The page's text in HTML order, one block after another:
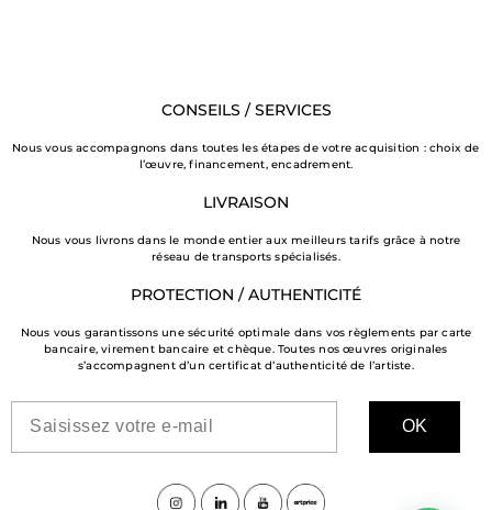
CONSEILS / SERVICES
Nous vous accompagnons dans toutes les étapes de votre acquisition : choix de
l’œuvre, financement, encadrement.
LIVRAISON
Nous vous livrons dans le monde entier aux meilleurs tarifs grâce à notre
réseau de transports spécialisés.
PROTECTION / AUTHENTICITÉ
Nous vous garantissons une sécurité optimale dans vos règlements par carte
bancaire, virement bancaire et chèque. Toutes nos œuvres originales
s’accompagnent d’un certificat d’authenticité de l’artiste.
OK